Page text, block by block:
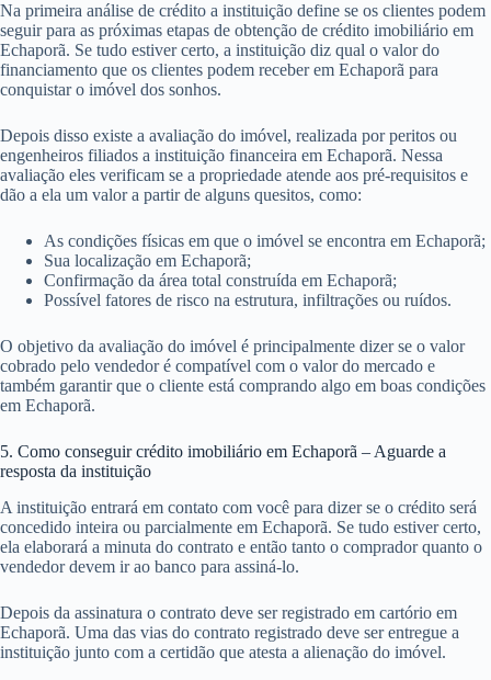
Na primeira análise de crédito a instituição define se os clientes podem
seguir para as próximas etapas de obtenção de crédito imobiliário em
Echaporã. Se tudo estiver certo, a instituição diz qual o valor do
financiamento que os clientes podem receber em Echaporã para
conquistar o imóvel dos sonhos.
Depois disso existe a avaliação do imóvel, realizada por peritos ou
engenheiros filiados a instituição financeira em Echaporã. Nessa
avaliação eles verificam se a propriedade atende aos pré-requisitos e
dão a ela um valor a partir de alguns quesitos, como:
As condições físicas em que o imóvel se encontra em Echaporã;
Sua localização em Echaporã;
Confirmação da área total construída em Echaporã;
Possível fatores de risco na estrutura, infiltrações ou ruídos.
O objetivo da avaliação do imóvel é principalmente dizer se o valor
cobrado pelo vendedor é compatível com o valor do mercado e
também garantir que o cliente está comprando algo em boas condições
em Echaporã.
5. Como conseguir crédito imobiliário em Echaporã – Aguarde a
resposta da instituição
A instituição entrará em contato com você para dizer se o crédito será
concedido inteira ou parcialmente em Echaporã. Se tudo estiver certo,
ela elaborará a minuta do contrato e então tanto o comprador quanto o
vendedor devem ir ao banco para assiná-lo.
Depois da assinatura o contrato deve ser registrado em cartório em
Echaporã. Uma das vias do contrato registrado deve ser entregue a
instituição junto com a certidão que atesta a alienação do imóvel.